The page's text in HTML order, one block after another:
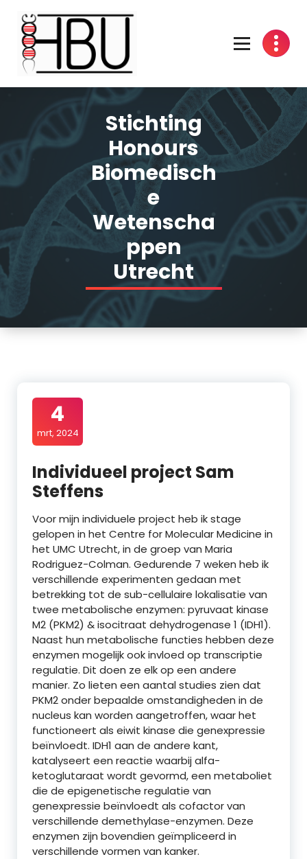
naar
inhoud
Stichting
Honours
Biomedisch
e
Wetenscha
ppen
Utrecht
4
mrt, 2024
Individueel project Sam
Steffens
Voor mijn individuele project heb ik stage
gelopen in het Centre for Molecular Medicine in
het UMC Utrecht, in de groep van Maria
Rodriguez-Colman. Gedurende 7 weken heb ik
verschillende experimenten gedaan met
betrekking tot de sub-cellulaire lokalisatie van
twee metabolische enzymen: pyruvaat kinase
M2 (PKM2) & isocitraat dehydrogenase 1 (IDH1).
Naast hun metabolische functies hebben deze
enzymen mogelijk ook invloed op transcriptie
regulatie. Dit doen ze elk op een andere
manier. Zo lieten een aantal studies zien dat
PKM2 onder bepaalde omstandigheden in de
nucleus kan worden aangetroffen, waar het
functioneert als eiwit kinase die genexpressie
beïnvloedt. IDH1 aan de andere kant,
katalyseert een reactie waarbij alfa-
ketoglutaraat wordt gevormd, een metaboliet
die de epigenetische regulatie van
genexpressie beïnvloedt als cofactor van
verschillende demethylase-enzymen. Deze
enzymen zijn bovendien geïmpliceerd in
verschillende vormen van kanker.